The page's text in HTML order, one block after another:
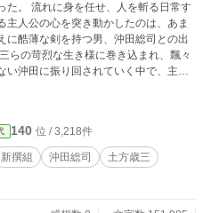
斬る日常す
主人公の心を突き動かしたのは、あま
に酷薄な剣を持つ男、沖田総司との出
い沖田に振り回されていく中で、主人
に、これまで知らなかった「情」とい
を浸食していく。 己を縛る秘密を抱え
人公は何を願い、どこへ向かうのか。
高な鳥が自らの居場所を見出すまでを
て
140 位 / 3,218件
新撰組 沖田総司
土方歳三